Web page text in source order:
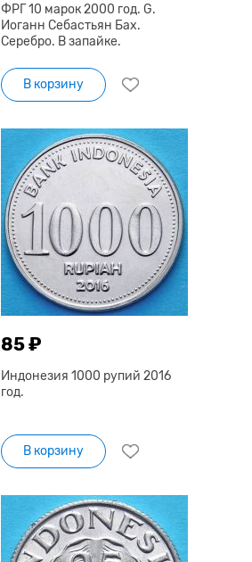
ФРГ 10 марок 2000 год. G.
Иоганн Себастьян Бах.
Серебро. В запайке.
В корзину
85 ₽
Индонезия 1000 рупий 2016
год.
В корзину